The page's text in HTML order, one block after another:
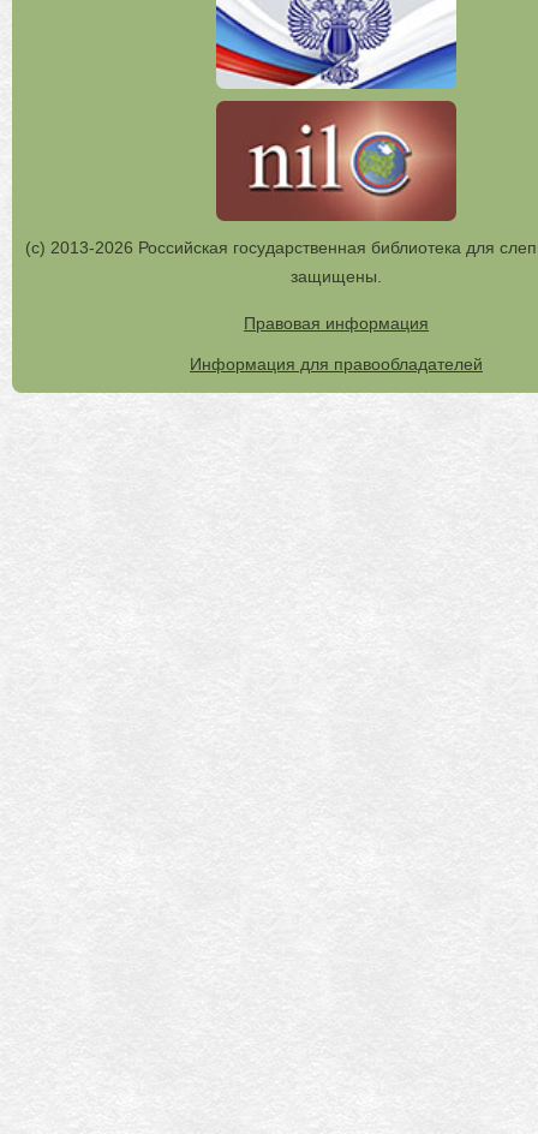
(с) 2013-2026 Российская государственная библиотека для
защищены.
Правовая информация
Информация для правообладателей